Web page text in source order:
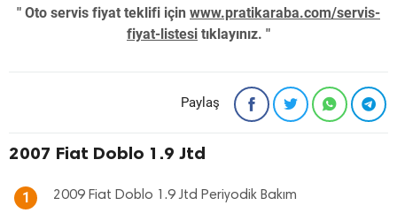
" Oto servis fiyat teklifi için www.pratikaraba.com/servis-
fiyat-listesi tıklayınız. "
Paylaş
2007 Fiat Doblo 1.9 Jtd
1 2009 Fiat Doblo 1.9 Jtd Periyodik Bakım